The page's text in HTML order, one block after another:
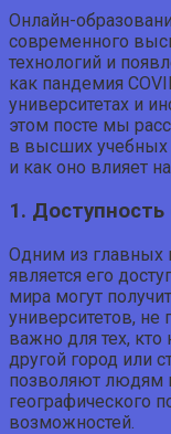
Онлайн-
современного
технологий и
как пандемия
университетах и
этом посте мы
в высших учебных
и как оно влияет
1. Доступность
Одним из главных
является его
мира могут
университетов, не
важно для тех,
другой город или
позволяют людям
географического
возможностей.